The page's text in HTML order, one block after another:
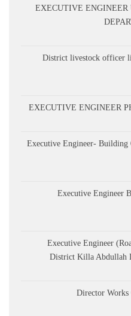
EXECUTIVE
District livestock officer
EXECUTIVE ENGINEER
Executive Engineer-
Executive Engineer
Executive Engineer
District Killa Abdullah
Director Works